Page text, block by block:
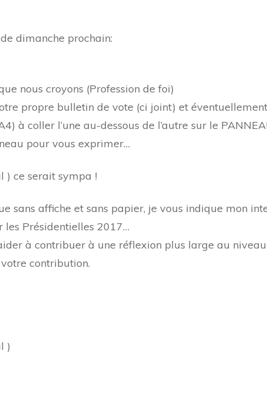
de dimanche prochain:
nous croyons (Profession de foi)
propre bulletin de vote (ci joint) et
à coller l’une au-dessous de l’autre sur le
pour vous exprimer…
) ce serait sympa !
sans affiche et sans papier, je vous indique mon
les Présidentielles 2017…
à contribuer à une réflexion plus large au
contribution.
)